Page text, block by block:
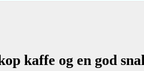
kaffe og en god